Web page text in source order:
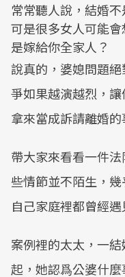
常常聽人說，結婚
可是很多女人可能
是嫁給你全家人？
說真的，婆媳問題
爭如果越演越烈，
拿來當成訴請離婚的
帶大家來看看一件
些情節並不陌生，
自己家庭裡都曾經遇
案例裡的太太，一
起，她認爲公婆什